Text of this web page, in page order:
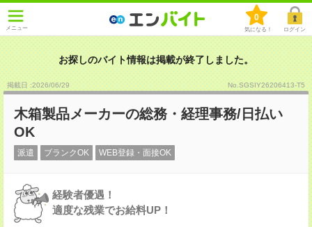
メニュー
0
気になる！ ログイン
お探しのバイト情報は掲載が終了しました。
掲載日 :2026/06/29 No.SGSIY26206413-T5
木箱製品メーカーの総務・経理事務/日払い
OK
派遣 ブランクOK WEB登録・面接OK
経験者優遇！
適度な残業でお給料UP！